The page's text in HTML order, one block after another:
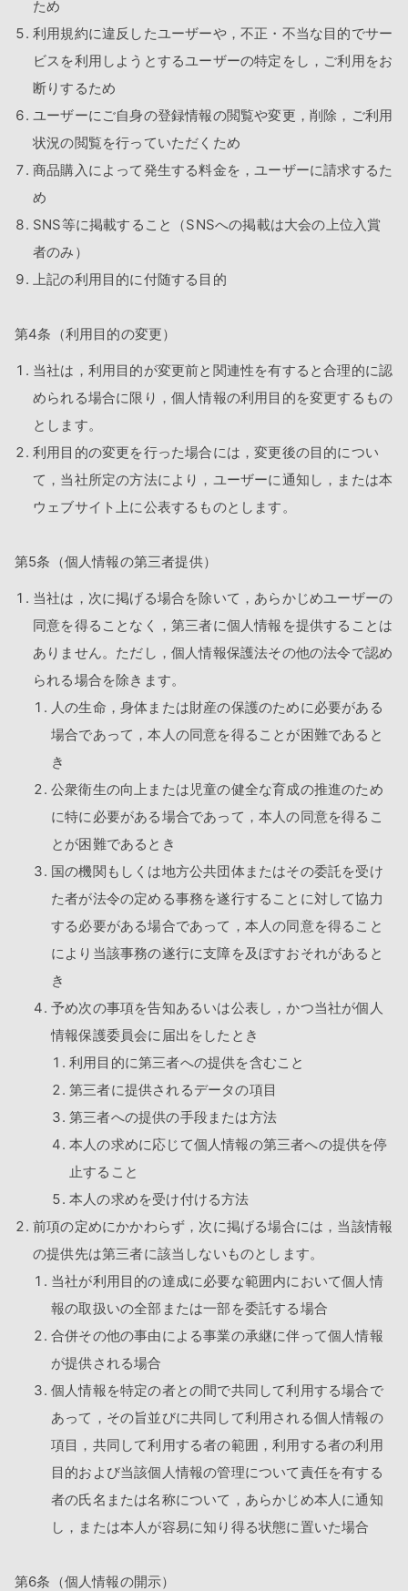
ため
利用規約に違反したユーザーや，不正・不当な目的でサー
ビスを利用しようとするユーザーの特定をし，ご利用をお
断りするため
ユーザーにご自身の登録情報の閲覧や変更，削除，ご利用
状況の閲覧を行っていただくため
商品購入によって発生する料金を，ユーザーに請求するた
め
SNS等に掲載すること（SNSへの掲載は大会の上位入賞
者のみ）
上記の利用目的に付随する目的
第4条（利用目的の変更）
当社は，利用目的が変更前と関連性を有すると合理的に認
められる場合に限り，個人情報の利用目的を変更するもの
とします。
利用目的の変更を行った場合には，変更後の目的につい
て，当社所定の方法により，ユーザーに通知し，または本
ウェブサイト上に公表するものとします。
第5条（個人情報の第三者提供）
当社は，次に掲げる場合を除いて，あらかじめユーザーの
同意を得ることなく，第三者に個人情報を提供することは
ありません。ただし，個人情報保護法その他の法令で認め
られる場合を除きます。
人の生命，身体または財産の保護のために必要がある
場合であって，本人の同意を得ることが困難であると
き
公衆衛生の向上または児童の健全な育成の推進のため
に特に必要がある場合であって，本人の同意を得るこ
とが困難であるとき
国の機関もしくは地方公共団体またはその委託を受け
た者が法令の定める事務を遂行することに対して協力
する必要がある場合であって，本人の同意を得ること
により当該事務の遂行に支障を及ぼすおそれがあると
き
予め次の事項を告知あるいは公表し，かつ当社が個人
情報保護委員会に届出をしたとき
利用目的に第三者への提供を含むこと
第三者に提供されるデータの項目
第三者への提供の手段または方法
本人の求めに応じて個人情報の第三者への提供を停
止すること
本人の求めを受け付ける方法
前項の定めにかかわらず，次に掲げる場合には，当該情報
の提供先は第三者に該当しないものとします。
当社が利用目的の達成に必要な範囲内において個人情
報の取扱いの全部または一部を委託する場合
合併その他の事由による事業の承継に伴って個人情報
が提供される場合
個人情報を特定の者との間で共同して利用する場合で
あって，その旨並びに共同して利用される個人情報の
項目，共同して利用する者の範囲，利用する者の利用
目的および当該個人情報の管理について責任を有する
者の氏名または名称について，あらかじめ本人に通知
し，または本人が容易に知り得る状態に置いた場合
第6条（個人情報の開示）